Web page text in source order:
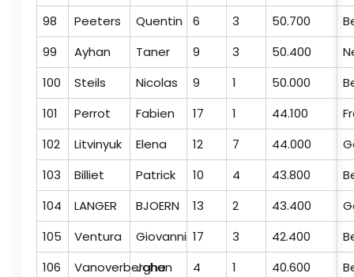
98 Peeters Quentin 6 3 50.700
99
Ayhan Taner 9 3 50.400
100
Steils Nicolas 9 1 50.000
101
Perrot Fabien 17 1 44.100
102
Litvinyuk Elena 12 7 44.000
103
Billiet Patrick 10 4 43.800
104
LANGER BJOERN 13 2 43.400
105
Ventura Giovanni 17 3 42.400
106
Vanoverberghe
Johan 4 1 40.600